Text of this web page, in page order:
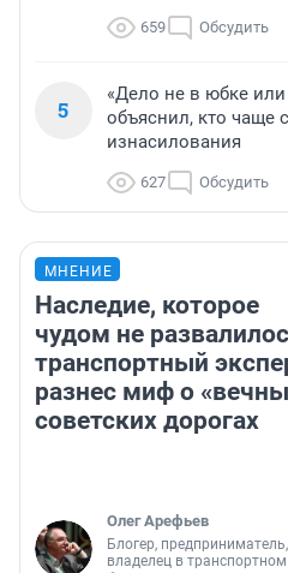
659 Обсудить
5
«Дело не в юбке
объяснил, кто чаще
изнасилования
627 Обсудить
МНЕНИЕ
Наследие, которое
чудом не
транспортный
разнес миф о
советских дорогах
Олег Арефьев
Блогер, предприниматель,
владелец в транспортном